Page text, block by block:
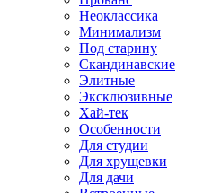
Неоклассика
Минимализм
Под старину
Скандинавские
Элитные
Эксклюзивные
Хай-тек
Особенности
Для студии
Для хрущевки
Для дачи